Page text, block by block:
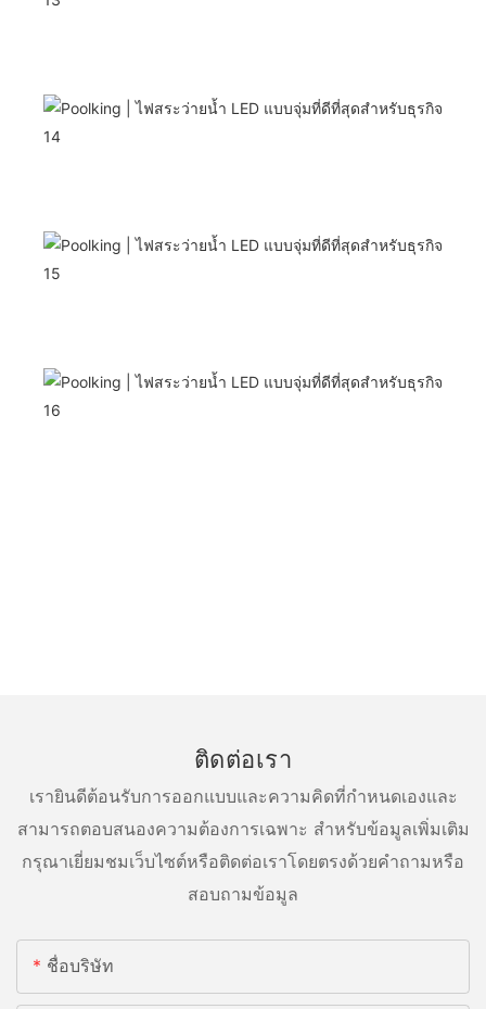
ติดต่อเรา
เรายินดีต้อนรับการออกแบบและความคิดที่กำหนดเองและ
สามารถตอบสนองความต้องการเฉพาะ สำหรับข้อมูลเพิ่มเติม
กรุณาเยี่ยมชมเว็บไซต์หรือติดต่อเราโดยตรงด้วยคำถามหรือ
สอบถามข้อมูล
ชื่อบริษัท